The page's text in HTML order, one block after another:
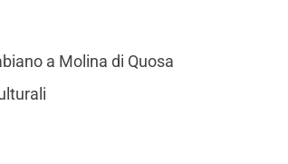
a Molina di Quosa